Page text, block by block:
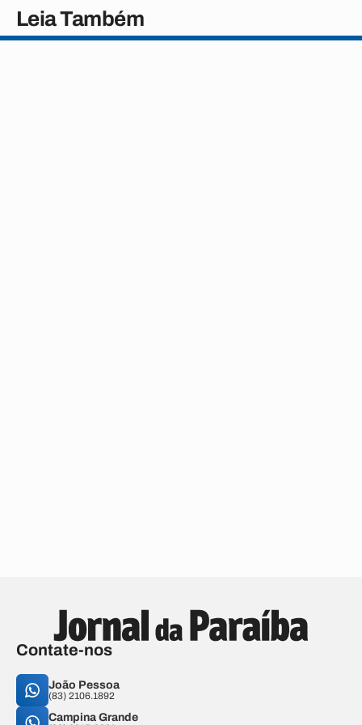
Leia Também
Contate-nos
João Pessoa
(83) 2106.1892
Campina Grande